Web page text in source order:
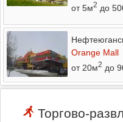
от 5м2 до
Orange Mall
от 20м2 до
Торгово-